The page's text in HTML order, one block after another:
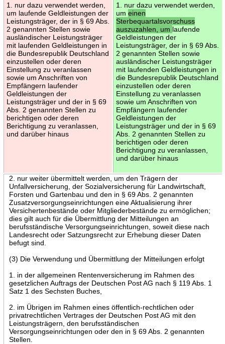
1. nur dazu verwendet werden,
um laufende Geldleistungen der
Leistungsträger, der in § 69 Abs.
2 genannten Stellen sowie
ausländischer Leistungsträger
mit laufenden Geldleistungen in
die Bundesrepublik Deutschland
einzustellen oder deren
Einstellung zu veranlassen
sowie um Anschriften von
Empfängern laufender
Geldleistungen der
Leistungsträger und der in § 69
Abs. 2 genannten Stellen zu
berichtigen oder deren
Berichtigung zu veranlassen,
und darüber hinaus
1. nur dazu verwendet werden,
um einen
Sterbequartalsvorschuss
auszuzahlen, um laufende
Geldleistungen der
Leistungsträger, der in § 69 Abs.
2 genannten Stellen sowie
ausländischer Leistungsträger
mit laufenden Geldleistungen in
die Bundesrepublik Deutschland
einzustellen oder deren
Einstellung zu veranlassen
sowie um Anschriften von
Empfängern laufender
Geldleistungen der
Leistungsträger und der in § 69
Abs. 2 genannten Stellen zu
berichtigen oder deren
Berichtigung zu veranlassen,
und darüber hinaus
2. nur weiter übermittelt werden, um den Trägern der
Unfallversicherung, der Sozialversicherung für Landwirtschaft,
Forsten und Gartenbau und den in § 69 Abs. 2 genannten
Zusatzversorgungseinrichtungen eine Aktualisierung ihrer
Versichertenbestände oder Mitgliederbestände zu ermöglichen;
dies gilt auch für die Übermittlung der Mitteilungen an
berufsständische Versorgungseinrichtungen, soweit diese nach
Landesrecht oder Satzungsrecht zur Erhebung dieser Daten
befugt sind.
(3) Die Verwendung und Übermittlung der Mitteilungen erfolgt
1. in der allgemeinen Rentenversicherung im Rahmen des
gesetzlichen Auftrags der Deutschen Post AG nach § 119 Abs. 1
Satz 1 des Sechsten Buches,
2. im Übrigen im Rahmen eines öffentlich-rechtlichen oder
privatrechtlichen Vertrages der Deutschen Post AG mit den
Leistungsträgern, den berufsständischen
Versorgungseinrichtungen oder den in § 69 Abs. 2 genannten
Stellen.